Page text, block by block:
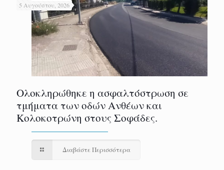
5 Αυγούστου, 2026
Ολοκληρώθηκε η ασφαλτόστρωση σε
τμήματα των οδών Ανθέων και
Κολοκοτρώνη στους Σοφάδες.
Διαβάστε Περισσότερα